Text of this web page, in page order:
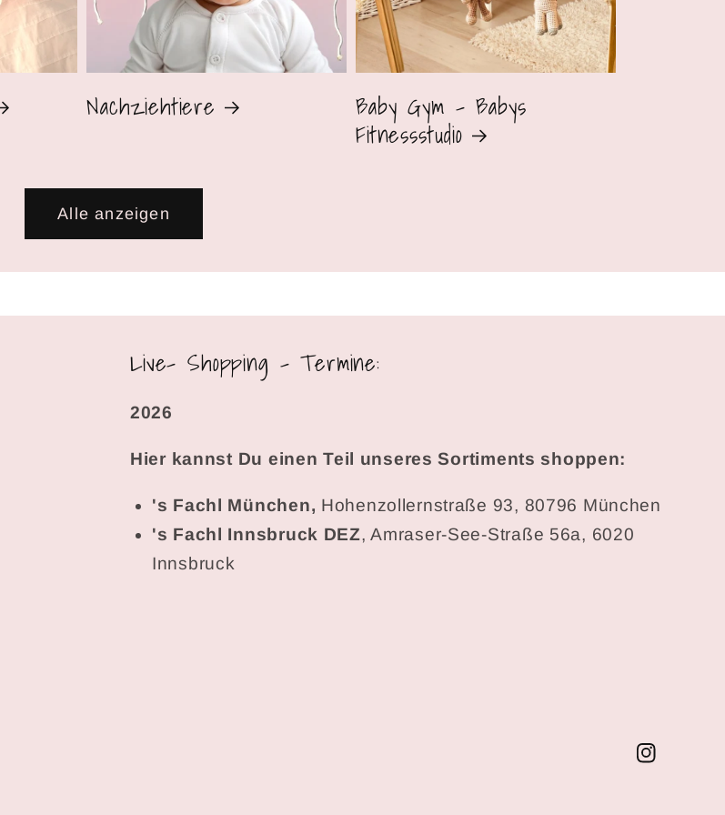
Nachziehtiere Baby Gym - Babys
Fitnessstudio
Alle anzeigen
Live- Shopping - Termine:
2026
Hier kannst Du einen Teil unseres Sortiments shoppen:
's Fachl München, Hohenzollernstraße 93, 80796 München
's Fachl Innsbruck DEZ, Amraser-See-Straße 56a, 6020
Innsbruck
Instagram